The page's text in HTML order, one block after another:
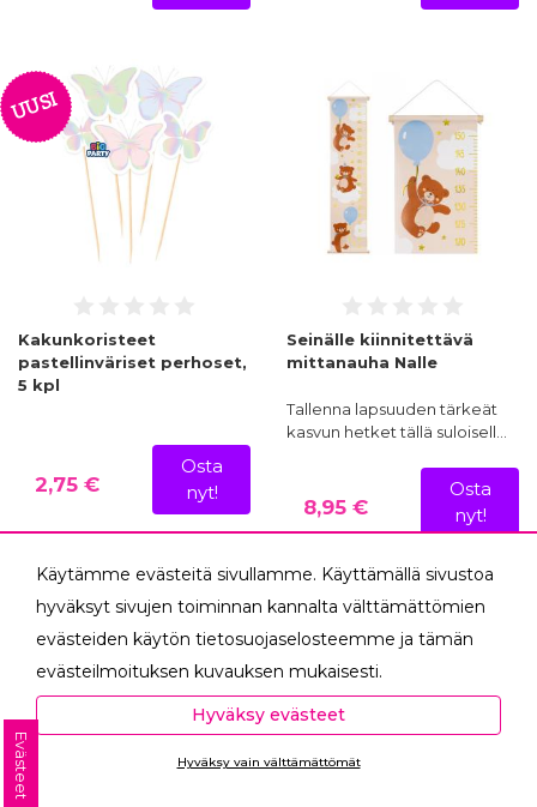
UUSI
Kakunkoristeet
pastellinväriset perhoset,
5 kpl
2,75 €
Osta
nyt!
Seinälle kiinnitettävä
mittanauha Nalle
Tallenna lapsuuden tärkeät
kasvun hetket tällä suloisell…
8,95 €
Osta
nyt!
UUSI
Käytämme evästeitä sivullamme. Käyttämällä sivustoa
hyväksyt sivujen toiminnan kannalta välttämättömien
evästeiden käytön tietosuojaselosteemme ja tämän
evästeilmoituksen kuvauksen mukaisesti.
Hyväksyessäsi analytiikka- ja markkinointievästeet
autat meitä mittaamaan ja analysoimaan
verkkosivumme toimintaa ja käyttöä (Analytiikka ja
Hyväksy evästeet
Hyväksy vain välttämättömät
Evästeet